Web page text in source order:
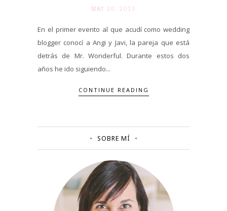
MAY 20. 2013
En el primer evento al que acudí como wedding
blogger conocí a Angi y Javi, la pareja que está
detrás de Mr. Wonderful. Durante estos dos
años he ido siguiendo...
CONTINUE READING
SOBRE MÍ